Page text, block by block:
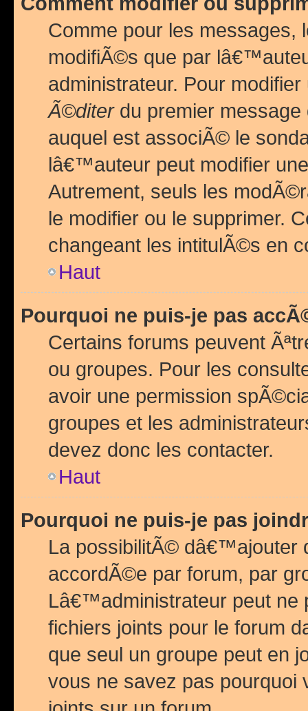
Comme pour les messages,
modifiÃ©s que par
administrateur. Pour
Ã©diterdu premier
auquel est associÃ© le
lâ€™auteur peut modifier
Autrement, seuls les
le modifier ou le supprimer.
changeant les intitulÃ©s en
Haut
Pourquoi ne puis-je pas
Certains forums peuvent
ou groupes. Pour les
avoir une permission
groupes et les
devez donc les contacter.
Haut
Pourquoi ne puis-je pas
La possibilitÃ© dâ€™ajouter
accordÃ©e par forum, par
Lâ€™administrateur peut
fichiers joints pour le forum
que seul un groupe peut en
vous ne savez pas pourquoi